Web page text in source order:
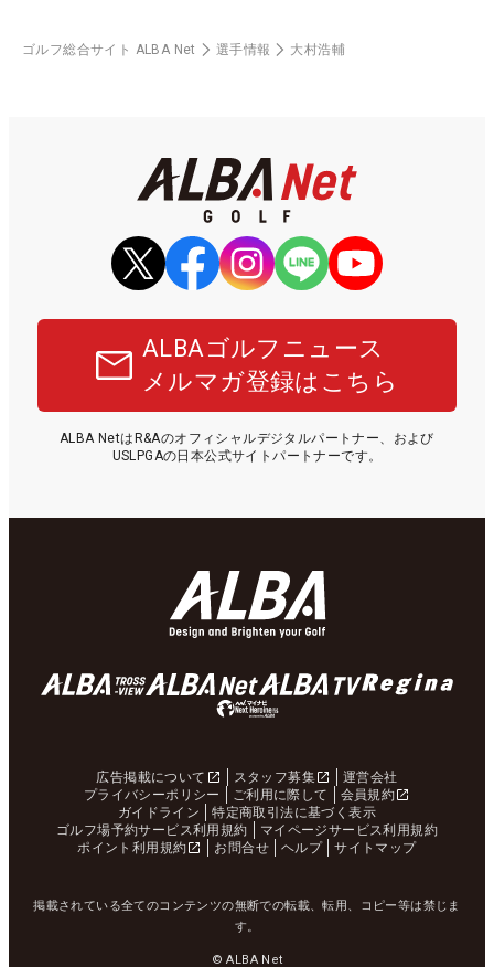
ゴルフ総合サイト ALBA Net 選手情報 大村浩輔
ALBAゴルフニュース
メルマガ登録はこちら
ALBA NetはR&Aのオフィシャルデジタルパートナー、および
USLPGAの日本公式サイトパートナーです。
広告掲載について スタッフ募集
運営会社
プライバシーポリシー
ご利用に際して
会員規約
ガイドライン
特定商取引法に基づく表示
ゴルフ場予約サービス利用規約
マイページサービス利用規約
ポイント利用規約
お問合せ ヘルプ サイトマップ
掲載されている全てのコンテンツの無断での転載、転用、コピー等は禁じま
す。
© ALBA Net